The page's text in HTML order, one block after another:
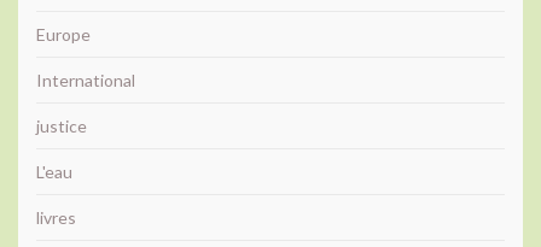
Europe
International
justice
L'eau
livres